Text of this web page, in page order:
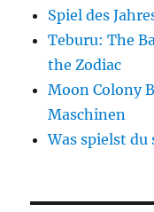
Spiel des
Teburu: The
the Zodiac
Moon Colony
Maschinen
Was spielst du